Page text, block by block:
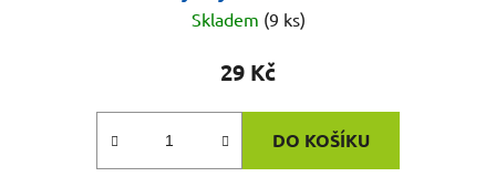
Skladem (9 ks)
29 Kč
DO KOŠÍKU